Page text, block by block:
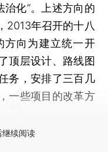
治化”。上述方向的
2013年召开的十八
方向为建立统一开
顶层设计、路线图
务，安排了三百几
一些项目的改革方
继续阅读